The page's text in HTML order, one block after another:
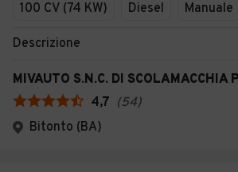
100 CV (74 KW)
Diesel Manuale
Descrizione
4,7 (54)
Bitonto (BA)